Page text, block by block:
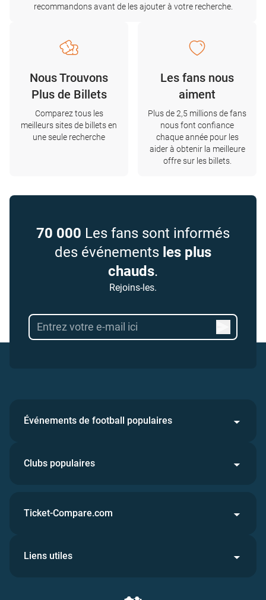
recommandons avant de les ajouter à votre recherche.
Nous Trouvons
Plus de Billets
Comparez tous les
meilleurs sites de billets en
une seule recherche
Les fans nous
aiment
Plus de 2,5 millions de fans
nous font confiance
chaque année pour les
aider à obtenir la meilleure
offre sur les billets.
70 000 Les fans sont informés
des événements les plus
chauds.
Rejoins-les.
Événements de football populaires
Clubs populaires
Ticket-Compare.com
Liens utiles